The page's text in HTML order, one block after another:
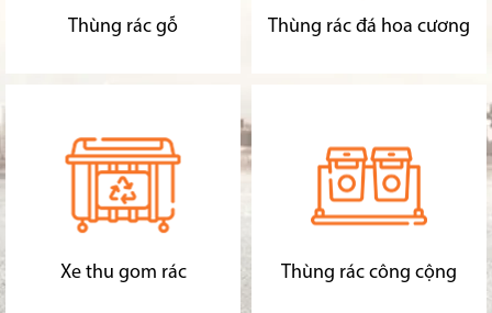
Thùng rác gỗ Thùng rác đá hoa cương
Xe thu gom rác Thùng rác công cộng